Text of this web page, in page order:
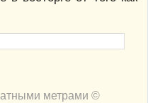
метрами ©